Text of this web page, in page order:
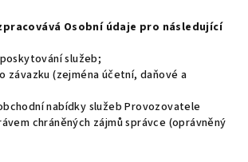
Osobní údaje pro následující
služeb;
závazku (zejména účetní, daňové a
nabídky služeb Provozovatele
chráněných zájmů správce (oprávněný